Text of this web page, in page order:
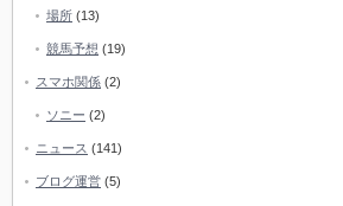
場所 (13)
競馬予想 (19)
スマホ関係 (2)
ソニー (2)
ニュース (141)
ブログ運営 (5)